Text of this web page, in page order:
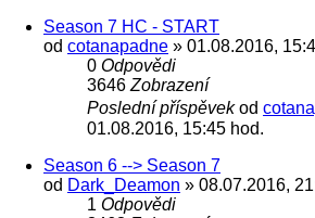
Season 7 HC - START
od cotanapadne » 01.08.2016,
0 Odpovědi
3646 Zobrazení
Poslední příspěvekod
01.08.2016, 15:45 hod.
Season 6 --> Season 7
od Dark_Deamon » 08.07.2016,
1 Odpovědi